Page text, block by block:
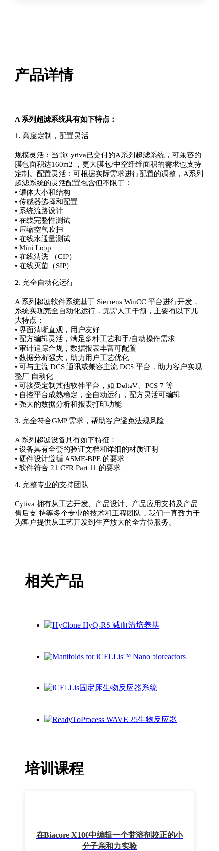
产品详情
A 系列超滤系统具有如下特点：
1. 高度定制，配置灵活
规模灵活：当前Cytiva已交付的A系列超滤系统，可兼容的
膜包面积达160m2 ，更大膜包/中空纤维面积的需求也支持
定制。配置灵活：可根据实际需求进行配置的调整，A系列
超滤系统的灵活配置包含但不限于：
• 罐体大小和结构
• 传感器选择和配置
• 系统流路设计
• 在线完整性测试
• 压缩空气吹扫
• 在线水通量测试
• Mini Loop
• 在线清洗 （CIP）
• 在线灭菌（SIP）
2. 完全自动化运行
A 系列超滤软件系统基于 Siemens WinCC 平台进行开发，
系统实现完全自动化运行，无需人工干预，主要有以下几
大特点：
• 界面清晰直观，用户友好
• 配方编辑灵活，满足多种工艺和手/自动操作需求
• 审计追踪合规，数据报表丰富可配置
• 数据分析强大，助力用户工艺优化
• 可与主流 DCS 通讯或兼容主流 DCS 平台，助力客户实现
整厂 自动化
• 可接受定制其他软件平台，如 DeltaV、PCS 7 等
• 自控平台成熟稳定，全自动运行，配方灵活可编辑
• 强大的数据分析和报表打印功能
3. 完全符合GMP 需求，帮助客户避免法规风险
A 系列超滤设备具有如下特征：
• 设备具有全套的验证文档和详细的材质证明
• 硬件设计遵循 ASME-BPE 的要求
• 软件符合 21 CFR Part 11 的要求
4. 完整专业的支持团队
Cytiva 拥有从工艺开发、产品设计、产品应用支持及产品
售后支 持等多个专业的技术和工程团队，我们一直致力于
为客户提供从工艺开发到生产放大的全方位服务。
相关产品
培训课程
在Biacore X100中编辑一个带溶剂校正的小
分子亲和力实验